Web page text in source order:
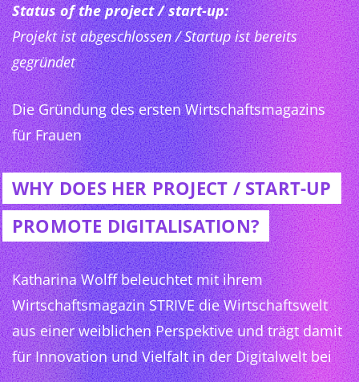
Status of the project / start-up:
Projekt ist abgeschlossen / Startup ist bereits
gegründet
Die Gründung des ersten Wirtschaftsmagazins
für Frauen
WHY DOES HER PROJECT / START-UP
PROMOTE DIGITALISATION?
Katharina Wolff beleuchtet mit ihrem
Wirtschaftsmagazin STRIVE die Wirtschaftswelt
aus einer weiblichen Perspektive und trägt damit
für Innovation und Vielfalt in der Digitalwelt bei